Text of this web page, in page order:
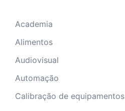
Academia
Alimentos
Audiovisual
Automação
Calibração de equipamentos